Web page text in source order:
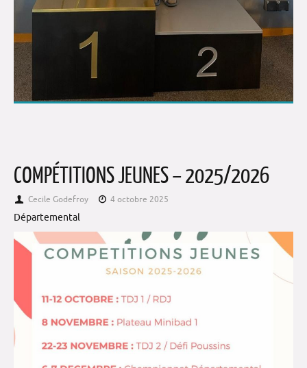
COMPÉTITIONS JEUNES – 2025/2026
Cecile Godefroy 4 octobre 2025
Départemental